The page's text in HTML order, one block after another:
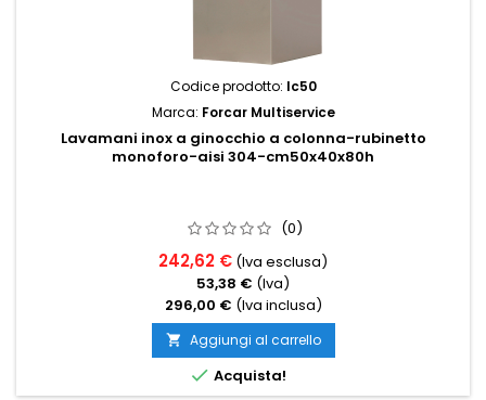
Codice prodotto: lc50
Marca: Forcar Multiservice
Lavamani inox a ginocchio a colonna-rubinetto
monoforo-aisi 304-cm50x40x80h
(0)
242,62 € (Iva esclusa)
53,38 € (Iva)
296,00 € (Iva inclusa)
 Aggiungi al carrello
 Acquista!